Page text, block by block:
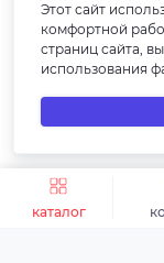
каталог
Быстрый заказ
Этот сайт
комфортной
страниц сайта,
использования